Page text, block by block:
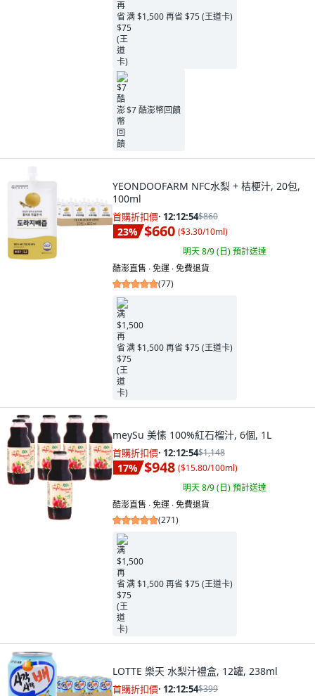
满 $1,500 再省 $75 (王道卡)
$7 酷澎幣回饋
YEONDOOFARM NFC水梨 + 桔梗汁, 20包,
100ml
首購折扣價· 12:12:53$860
23% $660 ($3.30/10ml)
明天 8/9 (日)預計送達
酷澎直售 ∙ 免運 ∙ 免費退貨
(77)
满 $1,500 再省 $75 (王道卡)
meySu 美愫 100%紅石榴汁, 6個, 1L
首購折扣價· 12:12:53$1,148
17% $948 ($15.80/100ml)
明天 8/9 (日)預計送達
酷澎直售 ∙ 免運 ∙ 免費退貨
(271)
满 $1,500 再省 $75 (王道卡)
LOTTE 樂天 水梨汁禮盒, 12罐, 238ml
首購折扣價· 12:12:53$399